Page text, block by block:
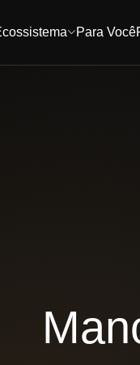
Para Você